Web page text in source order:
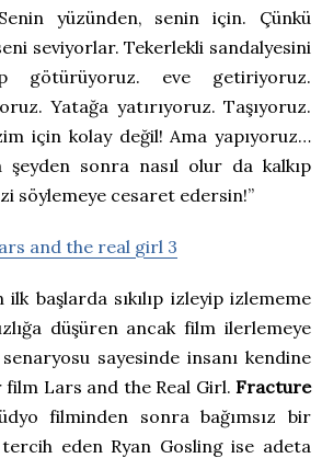
yüzünden, senin için. Çünkü
seviyorlar. Tekerlekli sandalyesini
götürüyoruz. eve getiriyoruz.
Yatağa yatırıyoruz. Taşıyoruz.
için kolay değil! Ama yapıyoruz…
şeyden sonra nasıl olur da kalkıp
söylemeye cesaret edersin!”
başlarda sıkılıp izleyip izlememe
düşüren ancak film ilerlemeye
sayesinde insanı kendine
film Lars and the Real Girl. Fracture
filminden sonra bağımsız bir
eden Ryan Gosling ise adeta